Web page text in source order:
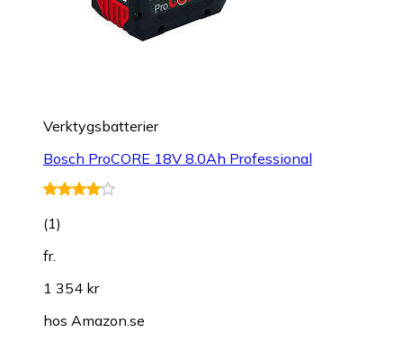
Verktygsbatterier
Bosch ProCORE 18V 8.0Ah Professional
(1)
fr.
1 354 kr
hos Amazon.se